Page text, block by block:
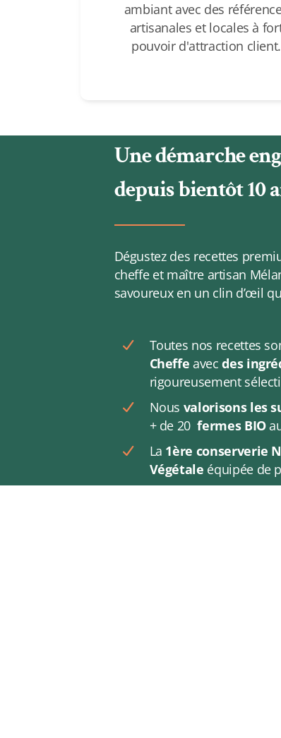
ambiant avec des
artisanales et locales à
pouvoir d'attraction client.
Une démarche
depuis bientôt 10
Dégustez des recettes
cheffe et maître artisan
savoureux en un clin d’œil
Toutes nos recettes
Cheffe avecdes
rigoureusement
Nous valorisons les
+ de 20fermes BIO
La 1ère conserverie
Végétale équipée de